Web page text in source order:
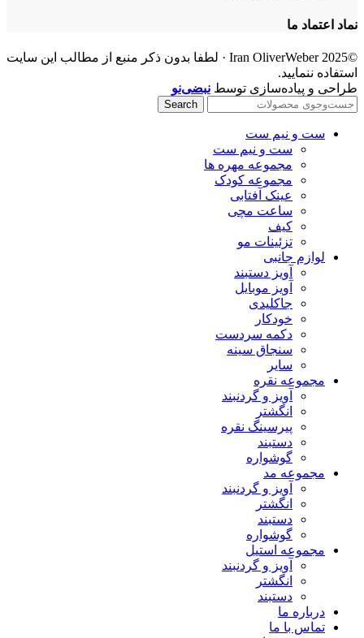
نماد اعتماد ما
©2025 Iran OliverWeber · لطفا بدون ذکر منبع از مطالب این سایت
استفاده ننمایید.
طراحی و پیاده‌سازی توسط نبضی‌نو
Search
ست و نیم ست
ست و نیم ست
مجموعه مهره ها
مجموعه کودک
عینک آفتابی
ساعت مچی
کیف
تزئینات مو
لوازم جانبی
آویز دستبند
آویز موبایل
جاکلیدی
خودکار
دکمه سردست
سنجاق سینه
سایر
مجموعه نقره
آویز و گردنبند
انگشتر
پیرسینگ نقره
دستبند
گوشواره
مجموعه مد
آویز و گردنبند
انگشتر
دستبند
گوشواره
مجموعه استیل
آویز و گردنبند
انگشتر
دستبند
درباره ما
تماس با ما